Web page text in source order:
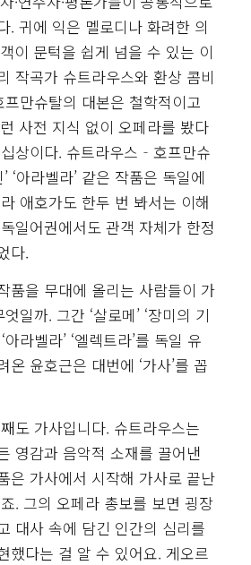
. 귀에 익은 멜로디나 화려한 의
이 문턱을 쉽게 넘을 수 있는 이
작곡가 슈트라우스와 환상 콤비
만슈탈의 대본은 철학적이고
사전 지식 없이 오페라를 봤다
상이다. 슈트라우스‐호프만슈
‘아라벨라’ 같은 작품은 독일에
애호가도 한두 번 봐서는 이해
일어권에서도 관객 자체가 한정
다.
품을 무대에 올리는 사람들이 가
일까. 그간 ‘살로메’ ‘장미의 기
아라벨라’ ‘엘렉트라’를 독일 유
윤호근은 대번에 ‘가사’를 꼽
도 가사입니다. 슈트라우스는
영감과 음악적 소재를 끌어낸
은 가사에서 시작해 가사로 끝난
. 그의 오페라 총보를 보면 굉장
대사 속에 담긴 인간의 심리를
했다는 걸 알 수 있어요. 게오르